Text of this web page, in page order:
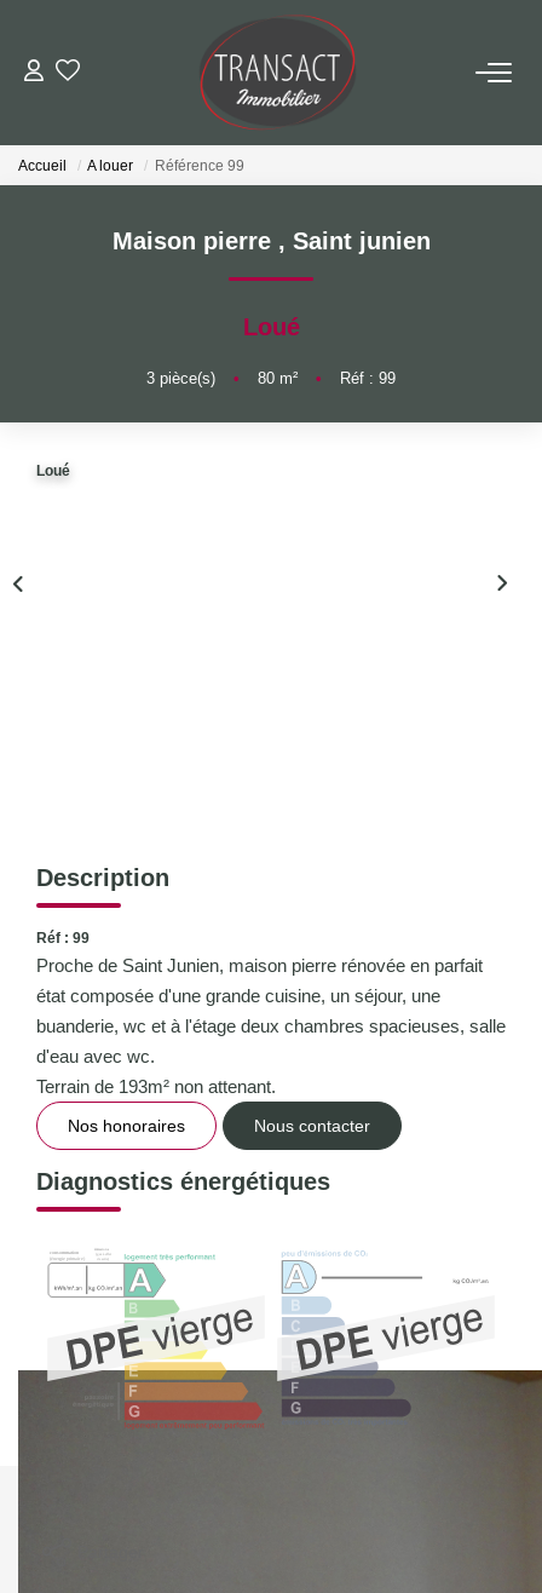
ACCUEIL
ESTIMER
Accueil A louer Référence 99
Maison pierre , Saint junien
Loué
3 pièce(s) • 80 m² • Réf : 99
Loué
Description
Réf : 99
Proche de Saint Junien, maison pierre rénovée en parfait
état composée d'une grande cuisine, un séjour, une
buanderie, wc et à l'étage deux chambres spacieuses, salle
d'eau avec wc.
Terrain de 193m² non attenant.
Nos honoraires Nous contacter
Diagnostics énergétiques